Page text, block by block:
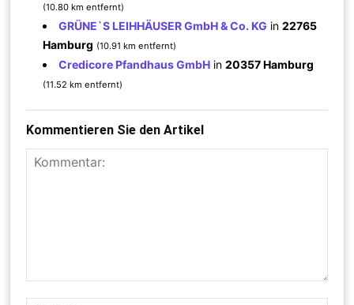
(10.80 km entfernt)
GRÜNE`S LEIHHÄUSER GmbH & Co. KG in22765
Hamburg (10.91 km entfernt)
Credicore Pfandhaus GmbH in20357 Hamburg
(11.52 km entfernt)
Kommentieren Sie den Artikel